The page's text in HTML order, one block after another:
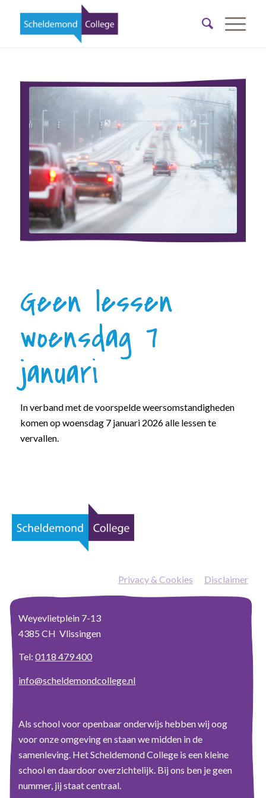
Geen lessen
woensdag 7
januari
In verband met de voorspelde weersomstandigheden
komen op woensdag 7 januari 2026 alle lessen te
vervallen.
Privacy & Cookies Disclaimer
Weyevlietplein 7-13
4385 CH Vlissingen
Tel:0118 479 400
info@scheldemondcollege.nl
Als school voor openbaar onderwijs hebben wij oog
voor onze omgeving en staan we midden in de
samenleving. Het Scheldemond College is een kleine
school en daardoor overzichtelijk. Bij ons ben je geen
nummer, jij staat centraal.